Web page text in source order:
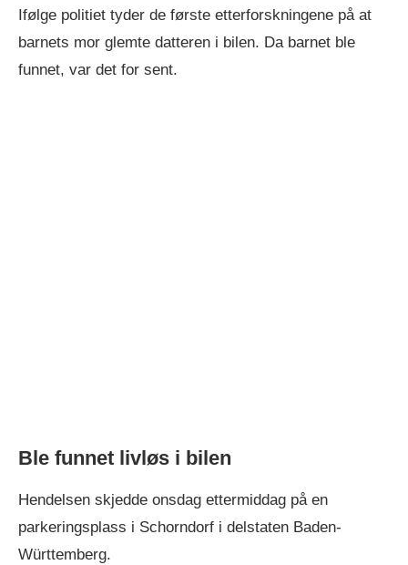
Ifølge politiet tyder de første etterforskningene på at
barnets mor glemte datteren i bilen. Da barnet ble
funnet, var det for sent.
Ble funnet livløs i bilen
Hendelsen skjedde onsdag ettermiddag på en
parkeringsplass i Schorndorf i delstaten Baden-
Württemberg.